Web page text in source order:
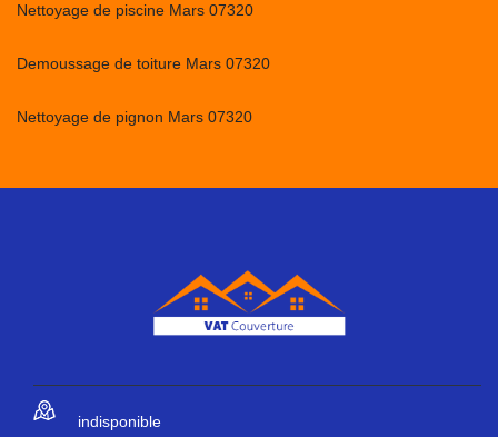
Nettoyage de piscine Mars 07320
Demoussage de toiture Mars 07320
Nettoyage de pignon Mars 07320
indisponible